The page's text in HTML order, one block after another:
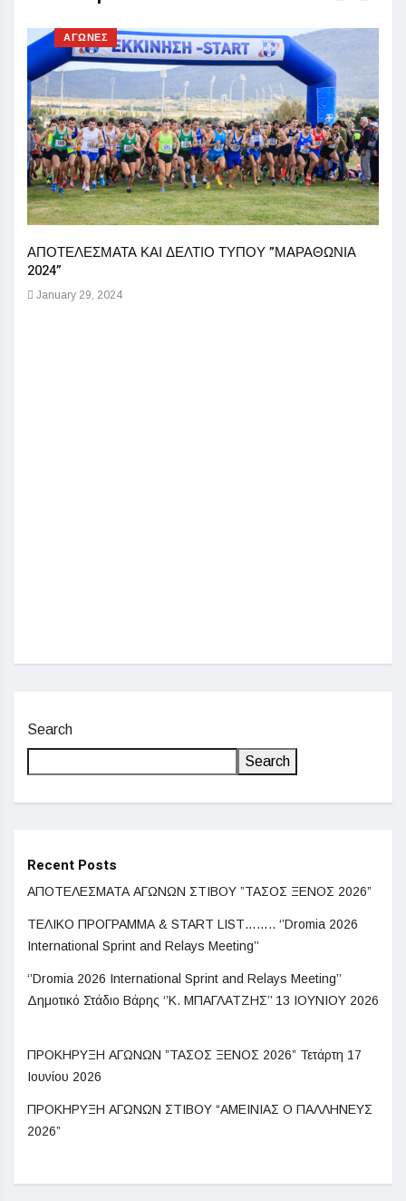
ΑΓΩΝΕΣ
ΑΠΟΤΕΛΕΣΜΑΤΑ ΚΑΙ ΔΕΛΤΙΟ ΤΥΠΟΥ ”ΜΑΡΑΘΩΝΙΑ
2024”
January 29, 2024
Search
Search
Recent Posts
ΑΠΟΤΕΛΕΣΜΑΤΑ ΑΓΩΝΩΝ ΣΤΙΒΟΥ ”ΤΑΣΟΣ ΞΕΝΟΣ 2026”
ΤΕΛΙΚΟ ΠΡΟΓΡΑΜΜΑ & START LIST…….. ‘’Dromia 2026
International Sprint and Relays Meeting’’
‘’Dromia 2026 International Sprint and Relays Meeting’’
Δημοτικό Στάδιο Βάρης ‘’Κ. ΜΠΑΓΛΑΤΖΗΣ’’ 13 ΙΟΥΝΙΟΥ 2026
ΠΡΟΚΗΡΥΞΗ ΑΓΩΝΩΝ ”ΤΑΣΟΣ ΞΕΝΟΣ 2026” Τετάρτη 17
Ιουνίου 2026
ΠΡΟΚΗΡΥΞΗ AΓΩΝΩΝ ΣΤΙΒΟΥ “ΑΜΕΙΝΙΑΣ Ο ΠΑΛΛΗΝΕΥΣ
2026”